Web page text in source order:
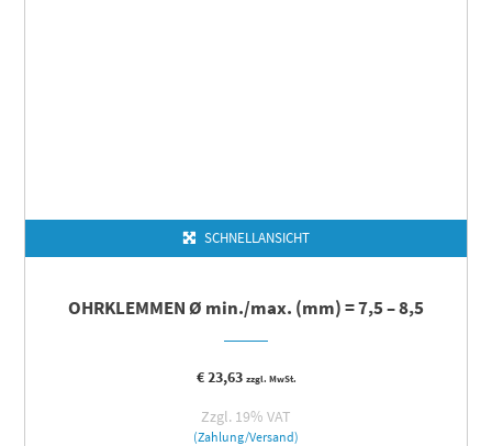
SCHNELLANSICHT
OHRKLEMMEN Ø min./max. (mm) = 7,5 – 8,5
€23,63 zzgl. MwSt.
Zzgl. 19% VAT
(Zahlung/Versand)